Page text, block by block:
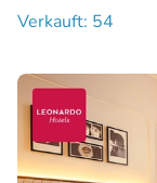
Verkauft: 54